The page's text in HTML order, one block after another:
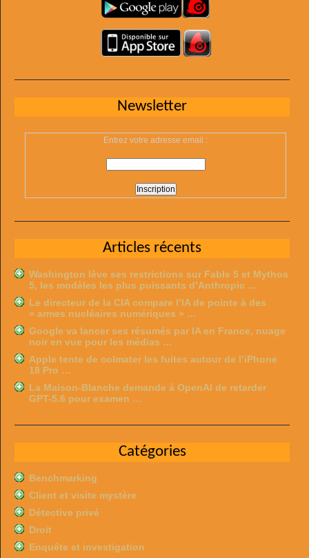
Newsletter
Entrez votre adresse email :
Articles récents
Washington lève ses restrictions sur Fable 5 et Mythos
5, les modèles les plus puissants d’Anthropic …
Le directeur de la CIA compare l’IA de pointe à des
« armes nucléaires numériques » …
Google va lancer ses résumés par IA en France, nuage
noir en vue pour les médias …
Apple tente de colmater les fuites autour de l’iPhone
18 Pro …
La Maison-Blanche demande à OpenAI de retarder
GPT-5.6 pour examen …
Catégories
Benchmarking
Client et visite mystère
Détective privé
Droit
Enquête et investigation